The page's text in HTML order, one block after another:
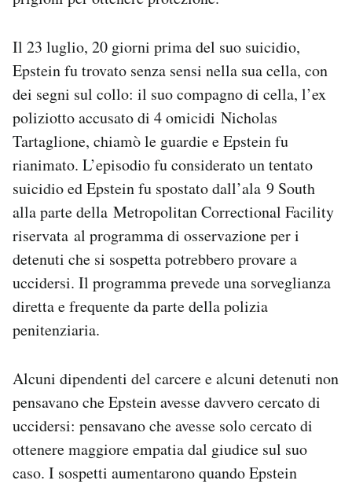
Il 23 luglio, 20 giorni prima del suo suicidio,
Epstein fu trovato senza sensi nella sua cella, con
dei segni sul collo: il suo compagno di cella, l’ex
poliziotto accusato di 4 omicidi Nicholas
Tartaglione, chiamò le guardie e Epstein fu
rianimato. L’episodio fu considerato un tentato
suicidio ed Epstein fu spostato dall’ala 9 South
alla parte della Metropolitan Correctional Facility
riservata al programma di osservazione per i
detenuti che si sospetta potrebbero provare a
uccidersi. Il programma prevede una sorveglianza
diretta e frequente da parte della polizia
penitenziaria.
Alcuni dipendenti del carcere e alcuni detenuti non
pensavano che Epstein avesse davvero cercato di
uccidersi: pensavano che avesse solo cercato di
ottenere maggiore empatia dal giudice sul suo
caso. I sospetti aumentarono quando Epstein